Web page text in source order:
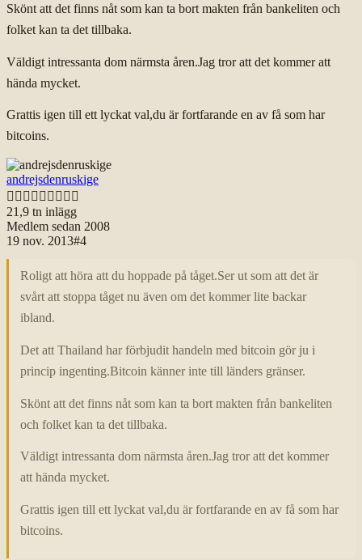
Skönt att det finns nåt som kan ta bort makten från bankeliten och
folket kan ta det tillbaka.
Väldigt intressanta dom närmsta åren.Jag tror att det kommer att
hända mycket.
Grattis igen till ett lyckat val,du är fortfarande en av få som har
bitcoins.
andrejsdenruskige

21,9 tn inlägg
Medlem sedan 2008
19 nov. 2013#4
Roligt att höra att du hoppade på tåget.Ser ut som att det är
svårt att stoppa tåget nu även om det kommer lite backar
ibland.
Det att Thailand har förbjudit handeln med bitcoin gör ju i
princip ingenting.Bitcoin känner inte till länders gränser.
Skönt att det finns nåt som kan ta bort makten från bankeliten
och folket kan ta det tillbaka.
Väldigt intressanta dom närmsta åren.Jag tror att det kommer
att hända mycket.
Grattis igen till ett lyckat val,du är fortfarande en av få som har
bitcoins.